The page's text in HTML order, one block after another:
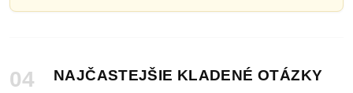
04 NAJČASTEJŠIE KLADENÉ OTÁZKY